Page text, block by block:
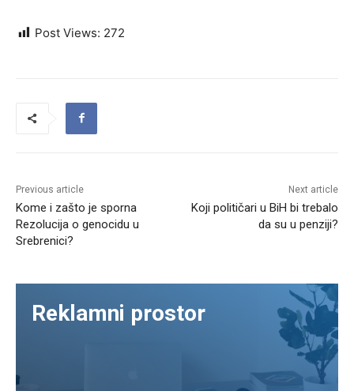
Post Views: 272
Previous article
Kome i zašto je sporna
Rezolucija o genocidu u
Srebrenici?
Next article
Koji političari u BiH bi trebalo
da su u penziji?
Reklamni prostor